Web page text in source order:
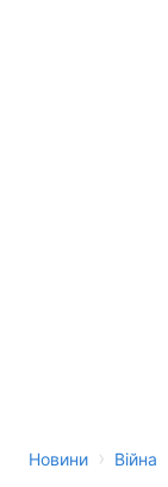
Новини › Війна